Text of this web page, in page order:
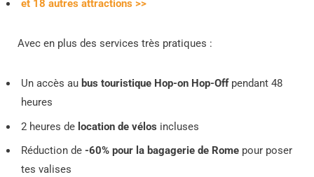
et 18 autres attractions >>
Avec en plus des services très pratiques :
Un accès au bus touristique Hop-on Hop-Offpendant 48
heures
2 heures de location de vélos incluses
Réduction de -60% pour la bagagerie de Rome pour poser
tes valises